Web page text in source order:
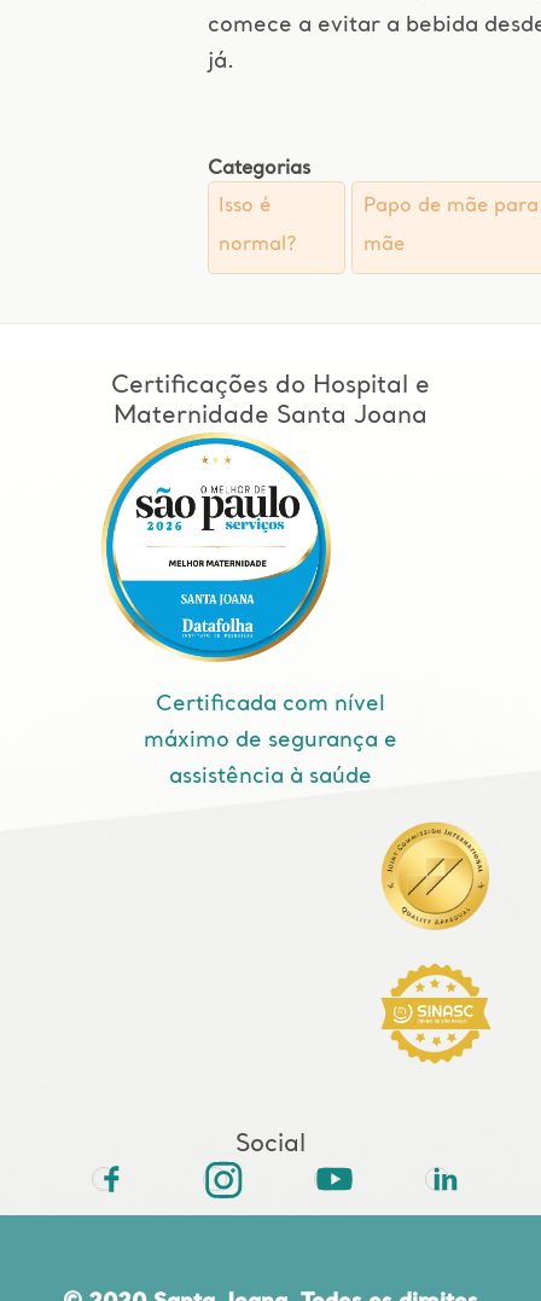
comece a evitar a bebida
já.
Categorias
Isso é
normal?
Papo de mãe para
mãe
Certificações do Hospital e
Maternidade Santa Joana
Certificada com nível
máximo de segurança e
assistência à saúde
Social